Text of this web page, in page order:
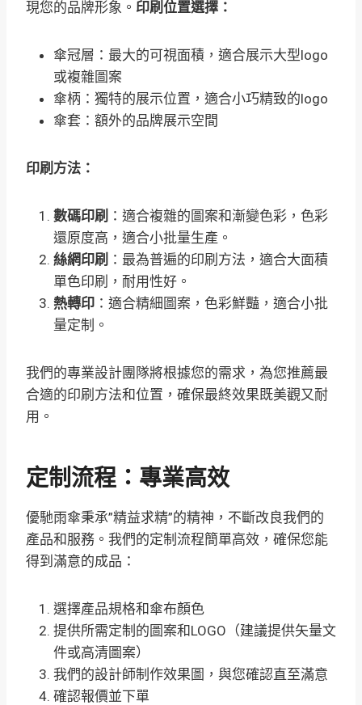
現您的品牌形象。 印刷位置選擇：
傘冠層：最大的可視面積，適合展示大型logo
或複雜圖案
傘柄：獨特的展示位置，適合小巧精致的logo
傘套：額外的品牌展示空間
印刷方法：
數碼印刷 ：適合複雜的圖案和漸變色彩，色彩
還原度高，適合小批量生產 。
絲網印刷 ：最為普遍的印刷方法，適合大面積
單色印刷，耐用性好 。
熱轉印 ：適合精細圖案，色彩鮮豔，適合小批
量定制 。
我們的專業設計團隊將根據您的需求，為您推薦最
合適的印刷方法和位置，確保最終效果既美觀又耐
用。
定制流程：專業高效
優馳雨傘秉承”精益求精”的精神，不斷改良我們的
產品和服務 。我們的定制流程簡單高效，確保您能
得到滿意的成品：
選擇產品規格和傘布顏色
提供所需定制的圖案和LOGO（建議提供矢量文
件或高清圖案）
我們的設計師制作效果圖，與您確認直至滿意
確認報價並下單